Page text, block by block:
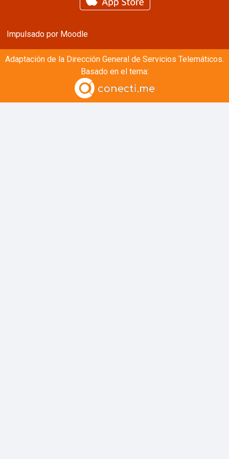
Impulsado por Moodle
Adaptación de la Dirección General de Servicios Telemáticos.
Basado en el tema: